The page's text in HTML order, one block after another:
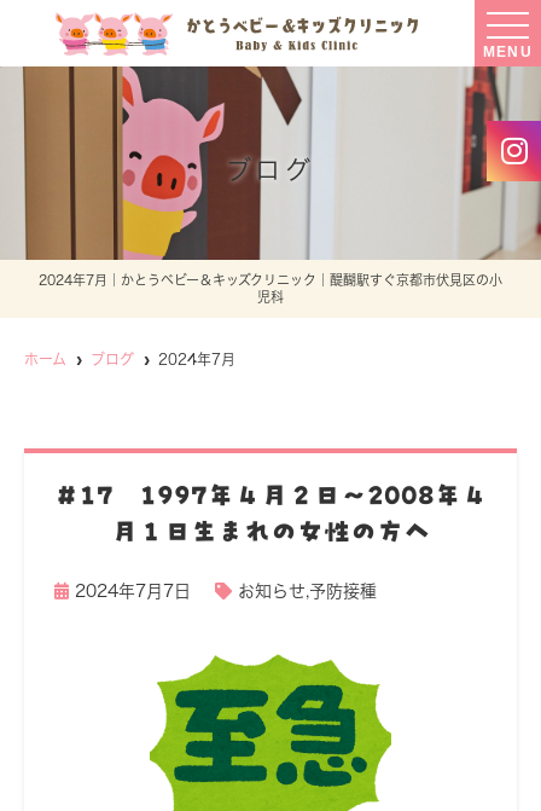
MENU
ブログ
2024年7月｜かとうベビー＆キッズクリニック｜醍醐駅すぐ京都市伏見区の小
児科
ホーム ブログ 2024年7月
＃17 1997年４月２日～2008年４
月１日生まれの女性の方へ
2024年7月7日 お知らせ,予防接種